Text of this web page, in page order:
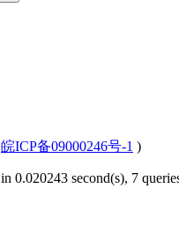
皖ICP备09000246号-1 )
0.020243 second(s), 7